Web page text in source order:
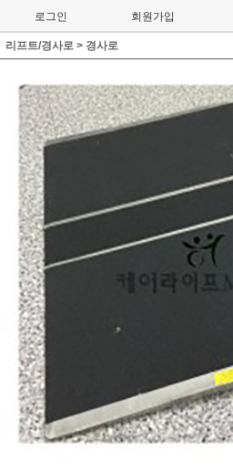
로그인 회원가입
리프트/경사로 > 경사로